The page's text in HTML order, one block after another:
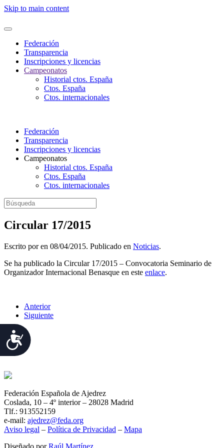
Nota:
este
web
incluye
sistema
accesibilidad.
Accesibilidad
Skip to main content
Federación
Transparencia
Inscripciones y licencias
Campeonatos
Historial ctos. España
Ctos. España
Ctos. internacionales
Federación
Transparencia
Inscripciones y licencias
Campeonatos
Historial ctos. España
Ctos. España
Ctos. internacionales
Circular 17/2015
Escrito poren 08/04/2015. Publicado en Noticias.
Se ha publicado la Circular 17/2015 – Convocatoria Seminario de
Organizador Internacional Benasque en este enlace.
Anterior
Siguiente
Federación Española de Ajedrez
Coslada, 10 – 4º interior – 28028 Madrid
Tlf.: 913552159
e-mail: ajedrez@feda.org
Aviso legal – Política de Privacidad – Mapa
Diseñado porRaúl Martínez